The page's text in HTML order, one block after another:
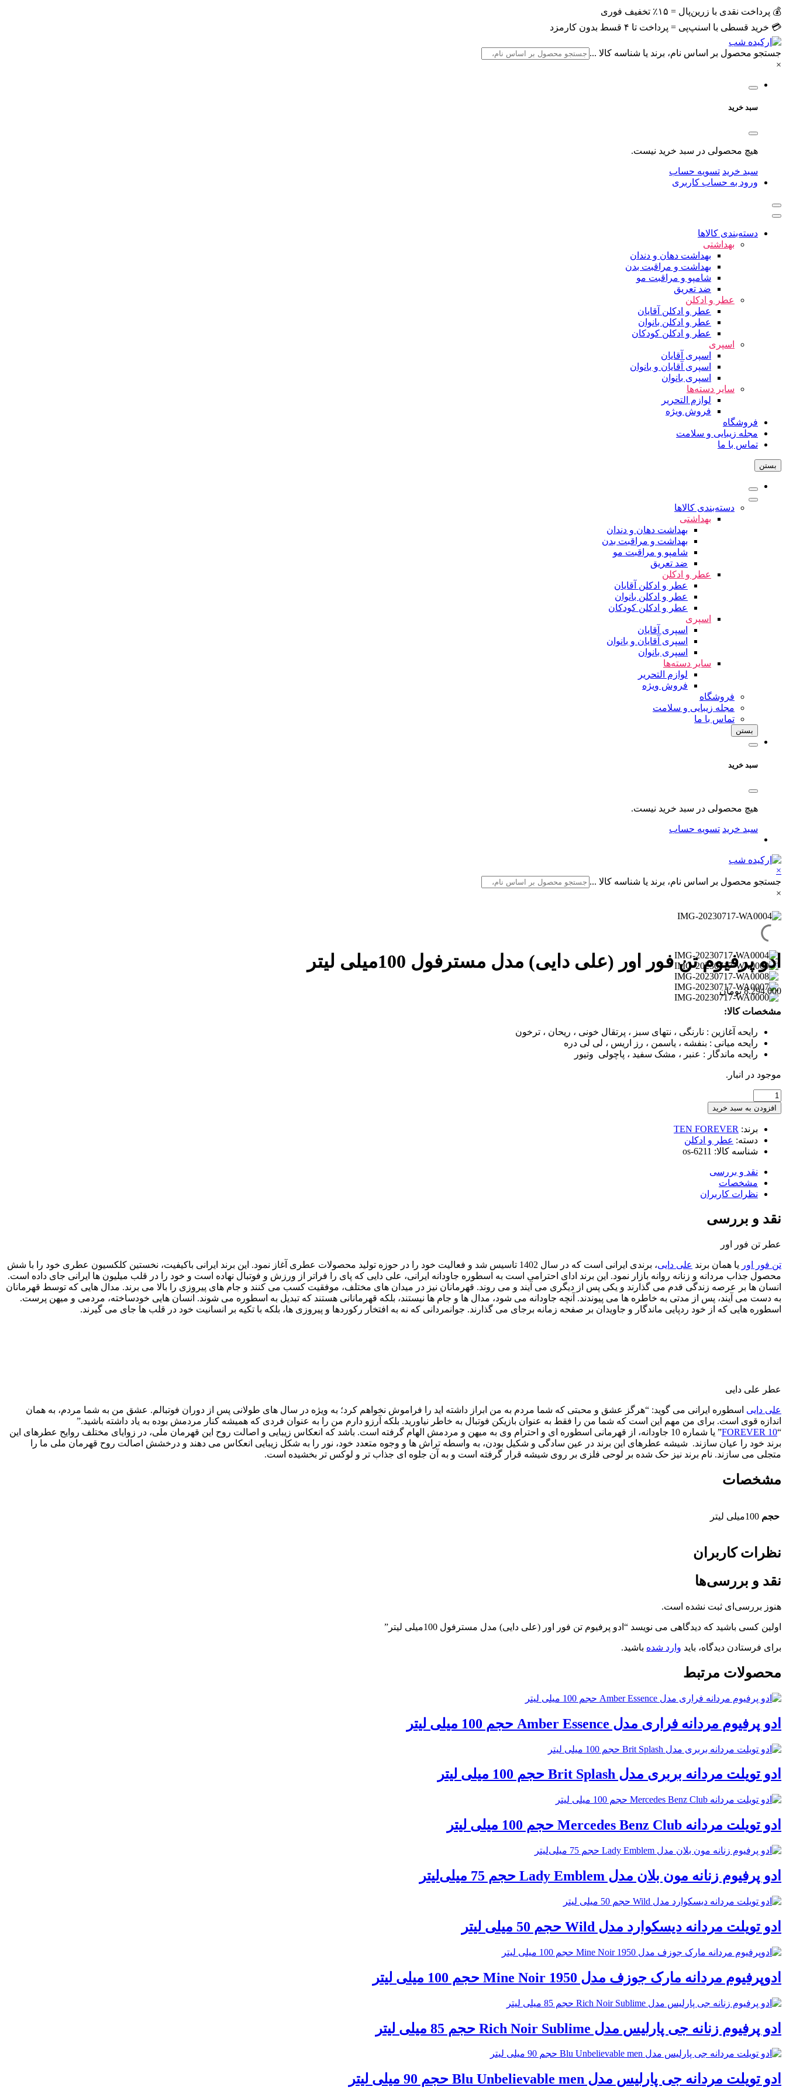
💰 پرداخت نقدی با زرین‌پال = ۱۵٪ تخفیف فوری
💳 خرید قسطی با اسنپ‌پی = پرداخت تا ۴ قسط بدون کارمزد
جستجو محصول بر اساس نام، برند یا شناسه کالا ...
×
سبد خرید
هیچ محصولی در سبد خرید نیست.
سبد خرید تسویه حساب
ورود به حساب کاربری
دسته‌بندی کالاها
بهداشتی
بهداشت دهان و دندان
بهداشت و مراقبت بدن
شامپو و مراقبت مو
ضد تعریق
عطر و ادکلن
عطر و ادکلن آقایان
عطر و ادکلن بانوان
عطر و ادکلن کودکان
اسپری
اسپری آقایان
اسپری آقایان و بانوان
اسپری بانوان
سایر دسته‌ها
لوازم التحریر
فروش ویژه
فروشگاه
مجله زیبایی و سلامت
تماس با ما
بستن
دسته‌بندی کالاها
بهداشتی
بهداشت دهان و دندان
بهداشت و مراقبت بدن
شامپو و مراقبت مو
ضد تعریق
عطر و ادکلن
عطر و ادکلن آقایان
عطر و ادکلن بانوان
عطر و ادکلن کودکان
اسپری
اسپری آقایان
اسپری آقایان و بانوان
اسپری بانوان
سایر دسته‌ها
لوازم التحریر
فروش ویژه
فروشگاه
مجله زیبایی و سلامت
تماس با ما
بستن
سبد خرید
هیچ محصولی در سبد خرید نیست.
سبد خرید تسویه حساب
×
جستجو محصول بر اساس نام، برند یا شناسه کالا ...
×
ادو پرفیوم تن فور اور (علی دایی) مدل مسترفول 100میلی لیتر
8.294.000 تومان
مشخصات کالا:
رایحه آغازین : نارنگی ، نتهای سبز ، پرتقال خونی ، ریحان ، ترخون
رایحه میانی : بنفشه ، یاسمن ، رز اریس ، لی لی دره
رایحه ماندگار : عنبر ، مشک سفید ، پاچولی وتیور
موجود در انبار.
ادو
پرفیوم
تن
(علی
مدل
مسترفول
100میلی
عدد
افزودن به سبد خرید
برند: TEN FOREVER
دسته: عطر و ادکلن
شناسه کالا: os-6211
نقد و بررسی
مشخصات
نظرات کاربران
نقد و بررسی
عطر تن فور اور
تن فور اور یا همان برند علی دایی
، برندی ایرانی است که در سال 1402 تاسیس شد و فعالیت خود را در حوزه تولید محصولات عطری آغاز نمود. این برند ایرانی باکیفیت، نخستین کلکسیون عطری خود را با شش
محصول جذاب مردانه و زنانه روانه بازار نمود. این برند ادای احترامی است به اسطوره جاودانه ایرانی، علی دایی که پای را فراتر از ورزش و فوتبال نهاده است و خود را در قلب میلیون ها ایرانی جای داده است.
انسان ها بر عرصه زندگی قدم می گذارند و یکی پس از دیگری می آیند و می روند. قهرمانان نیز در میدان های مختلف، موفقیت کسب می کنند و جام های پیروزی را بالا می برند. مدال هایی که توسط قهرمانان
به دست می آیند، پس از مدتی به خاطره ها می پیوندند. آنچه جاودانه می شود، مدال ها و جام ها نیستند، بلکه قهرمانانی هستند که تبدیل به اسطوره می شوند. انسان هایی خودساخته، مردمی و میهن پرست.
اسطوره هایی که از خود ردپایی ماندگار و جاویدان بر صفحه زمانه برجای می گذارند. جوانمردانی که نه به افتخار رکوردها و پیروزی ها، بلکه با تکیه بر انسانیت خود در قلب ها جای می گیرند.
عطر علی دایی
علی دایی اسطوره ایرانی می گوید: “هرگز عشق و محبتی که شما مردم به من ابراز داشته اید را فراموش نخواهم کرد؛ به ویژه در سال های طولانی پس از دوران فوتبالم. عشق من به شما مردم، به همان
اندازه قوی است. برای من مهم این است که شما من را فقط به عنوان بازیکن فوتبال به خاطر نیاورید. بلکه آرزو دارم من را به عنوان فردی که همیشه کنار مردمش بوده به یاد داشته باشید.”
“
10 FOREVER
” یا شماره 10 جاودانه، از قهرمانی اسطوره ای و احترام وی به میهن و مردمش الهام گرفته است. باشد که انعکاس زیبایی و اصالت روح این قهرمان ملی، در زوایای مختلف روایح عطرهای این
برند خود را عیان سازند. شیشه عطرهای این برند در عین سادگی و شکیل بودن، به واسطه تراش ها و وجوه متعدد خود، نور را به شکل زیبایی انعکاس می دهند و درخشش اصالت روح قهرمان ملی ما را
متجلی می سازند. نام برند نیز حک شده بر لوحی فلزی بر روی شیشه قرار گرفته است و به آن جلوه ای جذاب تر و لوکس تر بخشیده است.
مشخصات
حجم 100میلی لیتر
نظرات کاربران
نقد و بررسی‌ها
هنوز بررسی‌ای ثبت نشده است.
اولین کسی باشید که دیدگاهی می نویسد “ادو پرفیوم تن فور اور (علی دایی) مدل مسترفول 100میلی لیتر”
برای فرستادن دیدگاه، باید وارد شده باشید.
محصولات مرتبط
ادو پرفیوم مردانه فراری مدل Amber Essence حجم 100 میلی لیتر
ادو تویلت مردانه بربری مدل Brit Splash حجم 100 میلی لیتر
ادو تویلت مردانه Mercedes Benz Club حجم 100 میلی لیتر
ادو پرفیوم زنانه مون بلان مدل Lady Emblem حجم 75 میلی‌لیتر
ادو تویلت مردانه دیسکوارد مدل Wild حجم 50 میلی لیتر
ادوپرفیوم مردانه مارک جوزف مدل Mine Noir 1950 حجم 100 میلی لیتر
ادو پرفیوم زنانه جی پارلیس مدل Rich Noir Sublime حجم 85 میلی لیتر
ادو تویلت مردانه جی پارلیس مدل Blu Unbelievable men حجم 90 میلی لیتر